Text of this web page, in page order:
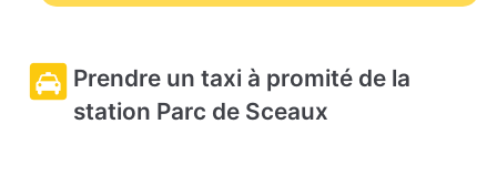
Prendre un taxi à promité de la
station Parc de Sceaux